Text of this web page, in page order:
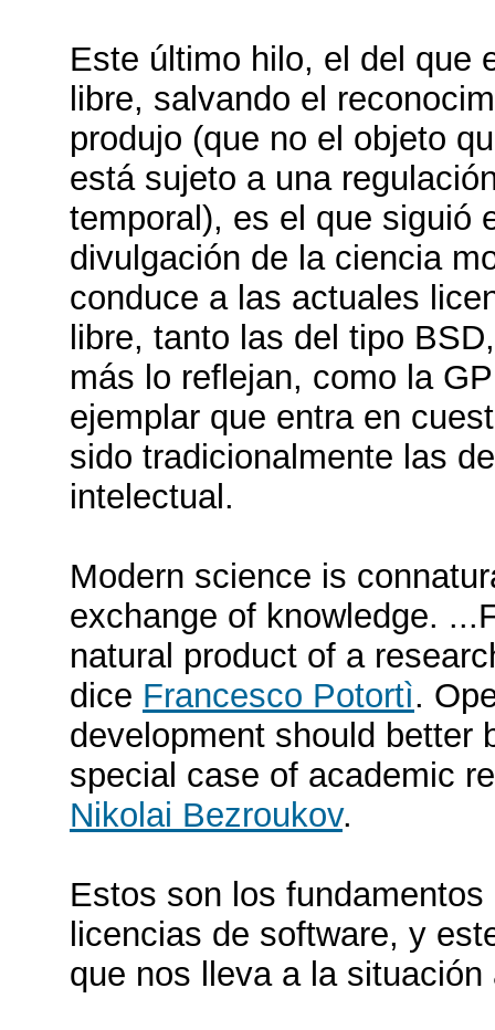
Este último hilo, el del que
libre, salvando el
produjo (que no el objeto
está sujeto a una
temporal), es el que siguió
divulgación de la ciencia
conduce a las actuales
libre, tanto las del tipo
más lo reflejan, como la
ejemplar que entra en
sido tradicionalmente las
intelectual.
Modern science is
exchange of knowledge.
natural product of a
dice Francesco Potortì.
development should better
special case of academic
Nikolai Bezroukov.
Estos son los
licencias de software, y
que nos lleva a la situación